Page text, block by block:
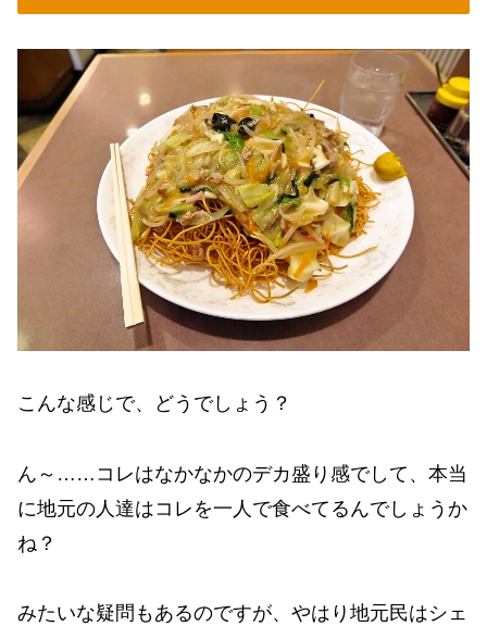
こんな感じで、どうでしょう？
ん～……コレはなかなかのデカ盛り感でして、本当
に地元の人達はコレを一人で食べてるんでしょうか
ね？
みたいな疑問もあるのですが、やはり地元民はシェ